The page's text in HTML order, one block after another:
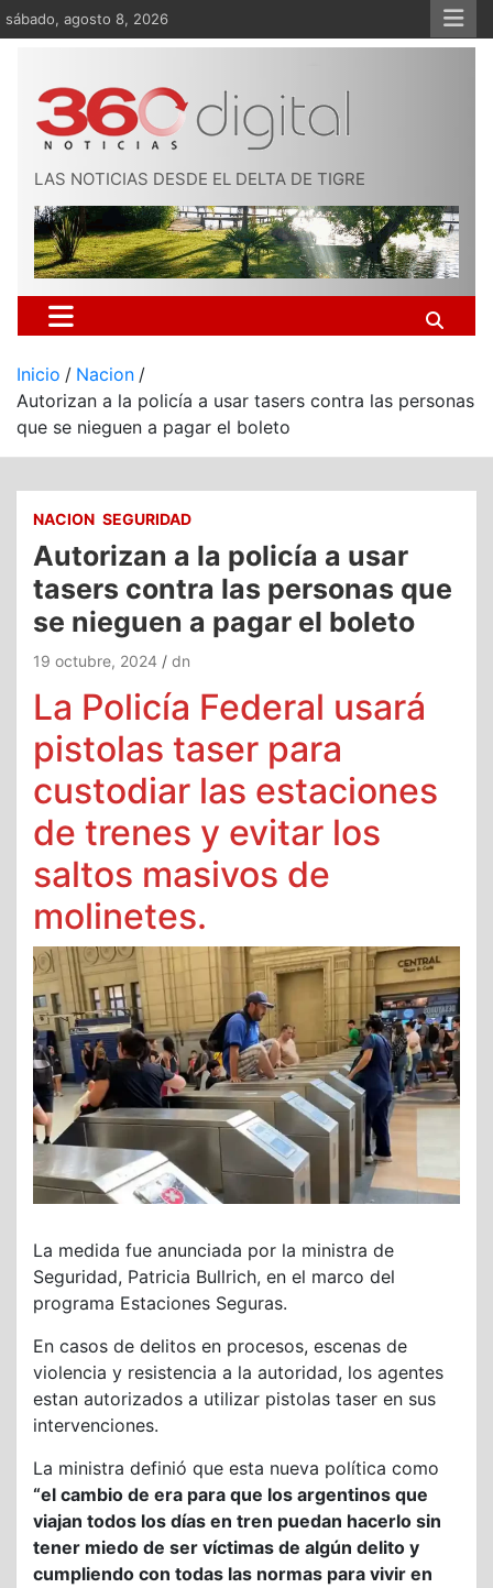
Saltar
al
sábado, agosto 8, 2026
LAS NOTICIAS DESDE EL DELTA DE TIGRE
Inicio
Nacion
Autorizan a la policía a usar tasers contra las personas
que se nieguen a pagar el boleto
NACION SEGURIDAD
Autorizan a la policía a usar
tasers contra las personas que
se nieguen a pagar el boleto
19 octubre, 2024 dn
La Policía Federal usará
pistolas taser para
custodiar las estaciones
de trenes y evitar los
saltos masivos de
molinetes.
La medida fue anunciada por la ministra de
Seguridad, Patricia Bullrich, en el marco del
programa Estaciones Seguras.
En casos de delitos en procesos, escenas de
violencia y resistencia a la autoridad, los agentes
estan autorizados a utilizar pistolas taser en sus
intervenciones.
La ministra definió que esta nueva política como
“el cambio de era para que los argentinos que
viajan todos los días en tren puedan hacerlo sin
tener miedo de ser víctimas de algún delito y
cumpliendo con todas las normas para vivir en